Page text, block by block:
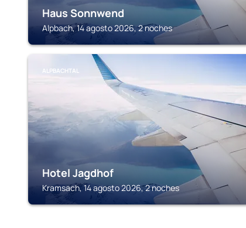
Haus Sonnwend
Alpbach, 14 agosto 2026, 2 noches
ALPBACHTAL
Hotel Jagdhof
Kramsach, 14 agosto 2026, 2 noches